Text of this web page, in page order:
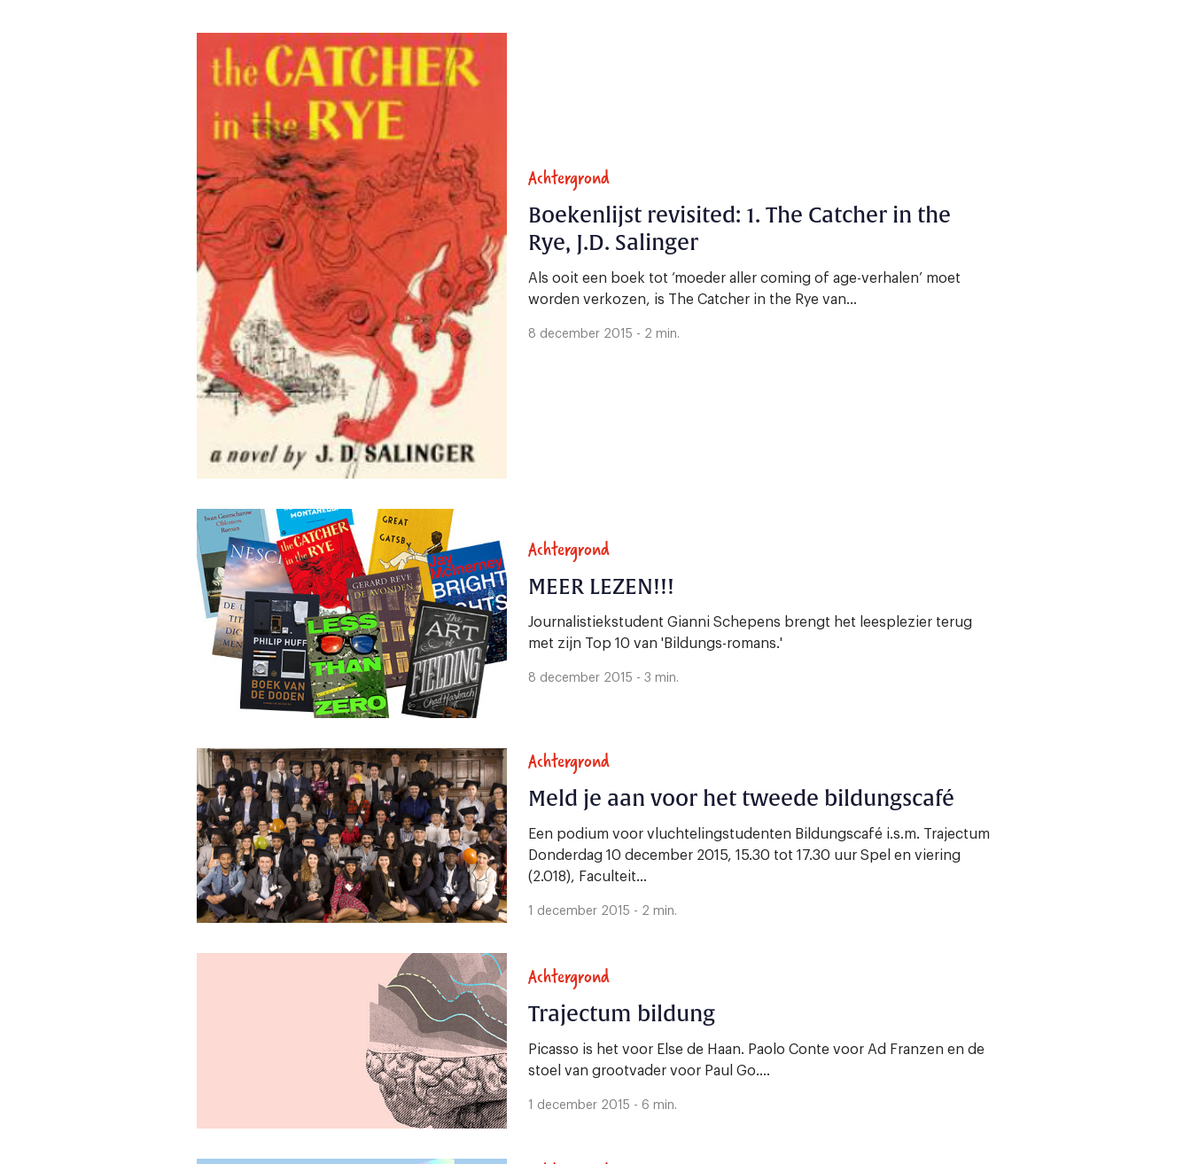
Achtergrond
Boekenlijst revisited: 1. The Catcher in the
Rye, J.D. Salinger
Als ooit een boek tot ‘moeder aller coming of age-verhalen’ moet
worden verkozen, is The Catcher in the Rye van...
8 december 2015 - 2 min.
Achtergrond
MEER LEZEN!!!
Journalistiekstudent Gianni Schepens brengt het leesplezier terug
met zijn Top 10 van 'Bildungs-romans.'
8 december 2015 - 3 min.
Achtergrond
Meld je aan voor het tweede bildungscafé
Een podium voor vluchtelingstudenten Bildungscafé i.s.m. Trajectum
Donderdag 10 december 2015, 15.30 tot 17.30 uur Spel en viering
(2.018), Faculteit...
1 december 2015 - 2 min.
Achtergrond
Trajectum bildung
Picasso is het voor Else de Haan. Paolo Conte voor Ad Franzen en de
stoel van grootvader voor Paul Go....
1 december 2015 - 6 min.